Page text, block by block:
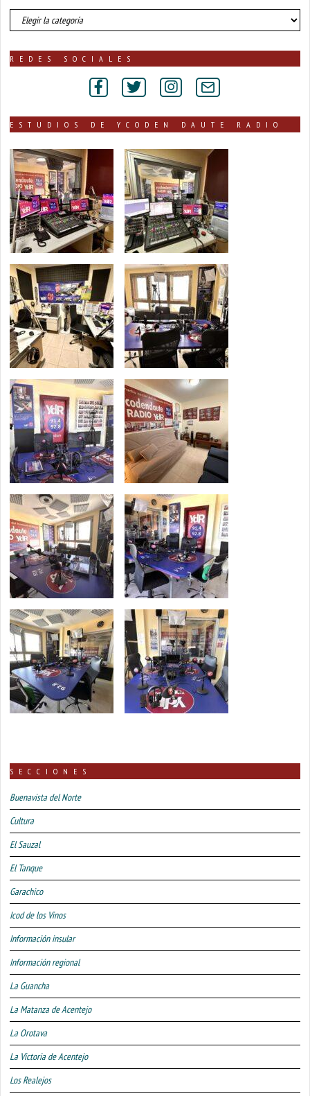
número
de
publicadas
REDES SOCIALES
ESTUDIOS DE YCODEN DAUTE RADIO
SECCIONES
Buenavista del Norte
Cultura
El Sauzal
El Tanque
Garachico
Icod de los Vinos
Información insular
Información regional
La Guancha
La Matanza de Acentejo
La Orotava
La Victoria de Acentejo
Los Realejos